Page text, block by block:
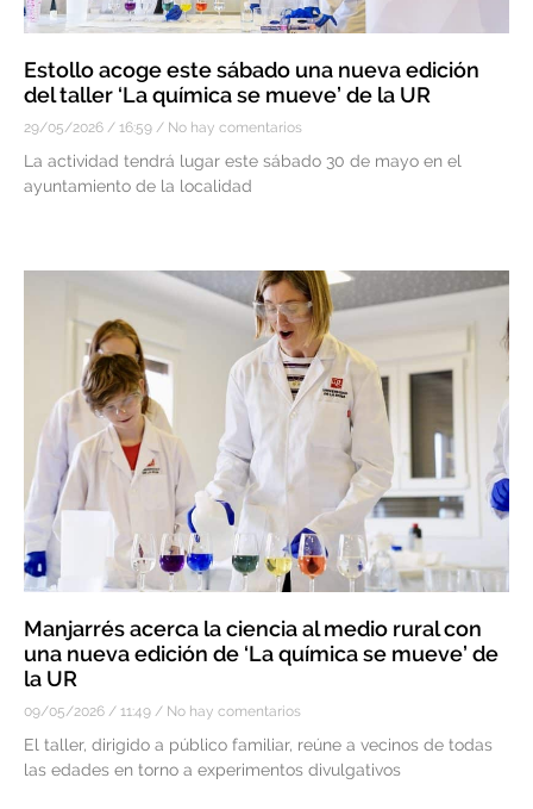
Estollo acoge este sábado una nueva edición
del taller ‘La química se mueve’ de la UR
29/05/2026 16:59 No hay comentarios
La actividad tendrá lugar este sábado 30 de mayo en el
ayuntamiento de la localidad
Manjarrés acerca la ciencia al medio rural con
una nueva edición de ‘La química se mueve’ de
la UR
09/05/2026 11:49 No hay comentarios
El taller, dirigido a público familiar, reúne a vecinos de todas
las edades en torno a experimentos divulgativos